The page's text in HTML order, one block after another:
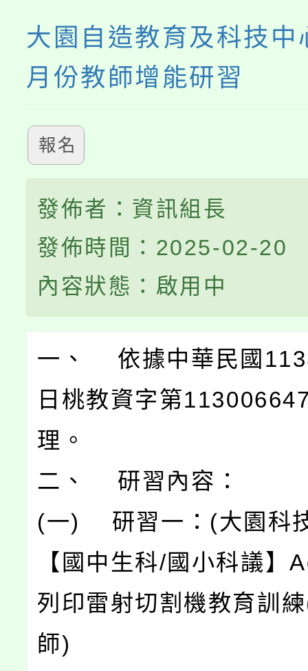
大園自造教育及科技
月份教師增能研習
報名
發佈者：資訊組長
發佈時間：2025-02-20
內容狀態：啟用中
一、 依據中華民國113
日桃教資字第
理。
二、 研習內容：
(一) 研習一：(大園科
【國中生科/國小科議】
列印雷射切割機教育訓
師)